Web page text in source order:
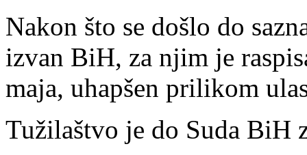
Nakon što se došlo do
izvan BiH, za njim je
maja, uhapšen prilikom
Tužilaštvo je do Suda BiH